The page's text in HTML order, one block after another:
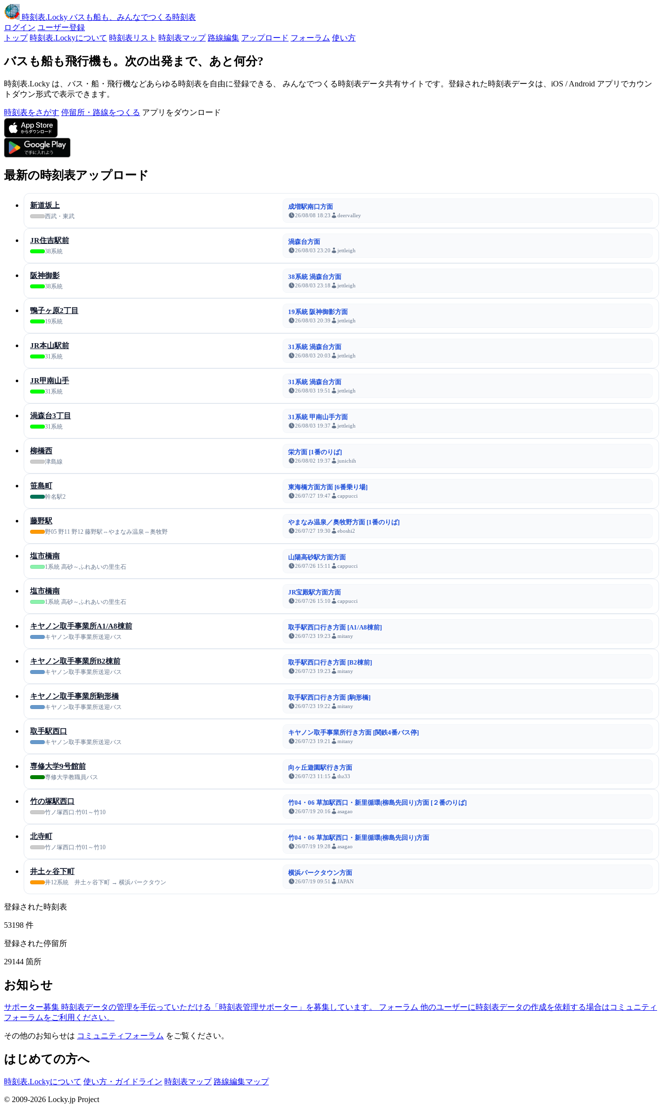
時刻表.Locky バスも船も、みんなでつくる時刻表
ログイン ユーザー登録
トップ 時刻表.Lockyについて 時刻表リスト 時刻表マップ 路線編集 アップロード フォーラム 使い方
バスも船も飛行機も。次の出発まで、あと何分?
時刻表.Locky は、バス・船・飛行機などあらゆる時刻表を自由に登録できる、 みんなでつくる時刻表データ共有サイトです。登録された時刻表データは、iOS / Android アプリでカウン
トダウン形式で表示できます。
時刻表をさがす 停留所・路線をつくる アプリをダウンロード
最新の時刻表アップロード
新道坂上
西武・東武
成増駅南口方面
26/08/08 18:23 deervalley
JR住吉駅前
38系統
渦森台方面
26/08/03 23:20 jettleigh
阪神御影
38系統
38系統 渦森台方面
26/08/03 23:18 jettleigh
鴨子ヶ原2丁目
19系統
19系統 阪神御影方面
26/08/03 20:39 jettleigh
JR本山駅前
31系統
31系統 渦森台方面
26/08/03 20:03 jettleigh
JR甲南山手
31系統
31系統 渦森台方面
26/08/03 19:51 jettleigh
渦森台3丁目
31系統
31系統 甲南山手方面
26/08/03 19:37 jettleigh
柳橋西
津島線
栄方面 [1番のりば]
26/08/02 19:37 junichih
笹島町
幹名駅2
東海橋方面方面 [6番乗り場]
26/07/27 19:47 cappucci
藤野駅
野05 野11 野12 藤野駅⇔やまなみ温泉⇔奥牧野
やまなみ温泉／奥牧野方面 [1番のりば]
26/07/27 19:30 eboshi2
塩市橋南
1系統 高砂～ふれあいの里生石
山陽高砂駅方面方面
26/07/26 15:11 cappucci
塩市橋南
1系統 高砂～ふれあいの里生石
JR宝殿駅方面方面
26/07/26 15:10 cappucci
キヤノン取手事業所A1/A8棟前
キヤノン取手事業所送迎バス
取手駅西口行き方面 [A1/A8棟前]
26/07/23 19:23 mitany
キヤノン取手事業所B2棟前
キヤノン取手事業所送迎バス
取手駅西口行き方面 [B2棟前]
26/07/23 19:23 mitany
キヤノン取手事業所駒形橋
キヤノン取手事業所送迎バス
取手駅西口行き方面 [駒形橋]
26/07/23 19:22 mitany
取手駅西口
キヤノン取手事業所送迎バス
キヤノン取手事業所行き方面 [関鉄4番バス停]
26/07/23 19:21 mitany
専修大学9号館前
専修大学教職員バス
向ヶ丘遊園駅行き方面
26/07/23 11:15 thz33
竹の塚駅西口
竹ノ塚西口:竹01～竹10
竹04・06 草加駅西口・新里循環(柳島先回り)方面 [２番のりば]
26/07/19 20:16 asagao
北寺町
竹ノ塚西口:竹01～竹10
竹04・06 草加駅西口・新里循環(柳島先回り)方面
26/07/19 19:28 asagao
井土ヶ谷下町
井12系統 井土ヶ谷下町 → 横浜パークタウン
横浜パークタウン方面
26/07/19 09:51 JAPAN
登録された時刻表
53198 件
登録された停留所
29144 箇所
お知らせ
サポーター募集 時刻表データの管理を手伝っていただける「時刻表管理サポーター」を募集しています。 フォーラム 他のユーザーに時刻表データの作成を依頼する場合はコミュニティ
フォーラムをご利用ください。
その他のお知らせは コミュニティフォーラム をご覧ください。
はじめての方へ
時刻表.Lockyについて 使い方・ガイドライン 時刻表マップ 路線編集マップ
© 2009-2026 Locky.jp Project